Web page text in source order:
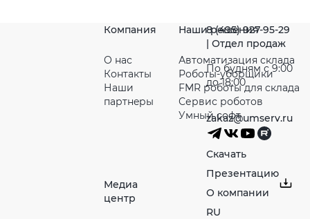
Компания
О нас
Контакты
Наши
партнeры
Медиа
центр
Наши решения
Автоматизация склада
Роботы-уборщики
FMR роботы для склада
Сервис роботов
Умный софт
8 (495) 927-95-29
| Отдел продаж
По будням с 9:00
до 18:00
zakaz@umserv.ru
Скачать
Презентацию
О компании
RU